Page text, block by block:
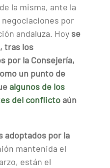
la misma, ante la
por
andaluza. Hoy se
tras los
por la Consejería,
un punto de
algunos de los
del conflictoaún
adoptados por la
mantenida el
están el